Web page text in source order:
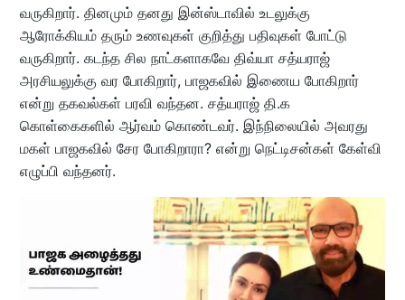
வருகிறார். தினமும் தனது இன்ஸ்டாவில் உடலுக்கு
ஆரோக்கியம் தரும் உணவுகள் குறித்து பதிவுகள் போட்டு
வருகிறார். கடந்த சில நாட்களாகவே திவ்யா சத்யராஜ்
அரசியலுக்கு வர போகிறார், பாஜகவில் இணைய போகிறார்
என்று தகவல்கள் பரவி வந்தன. சத்யராஜ் தி.க
கொள்கைகளில் ஆர்வம் கொண்டவர். இந்நிலையில் அவரது
மகள் பாஜகவில் சேர போகிறாரா? என்று நெட்டிசன்கள் கேள்வி
எழுப்பி வந்தனர்.